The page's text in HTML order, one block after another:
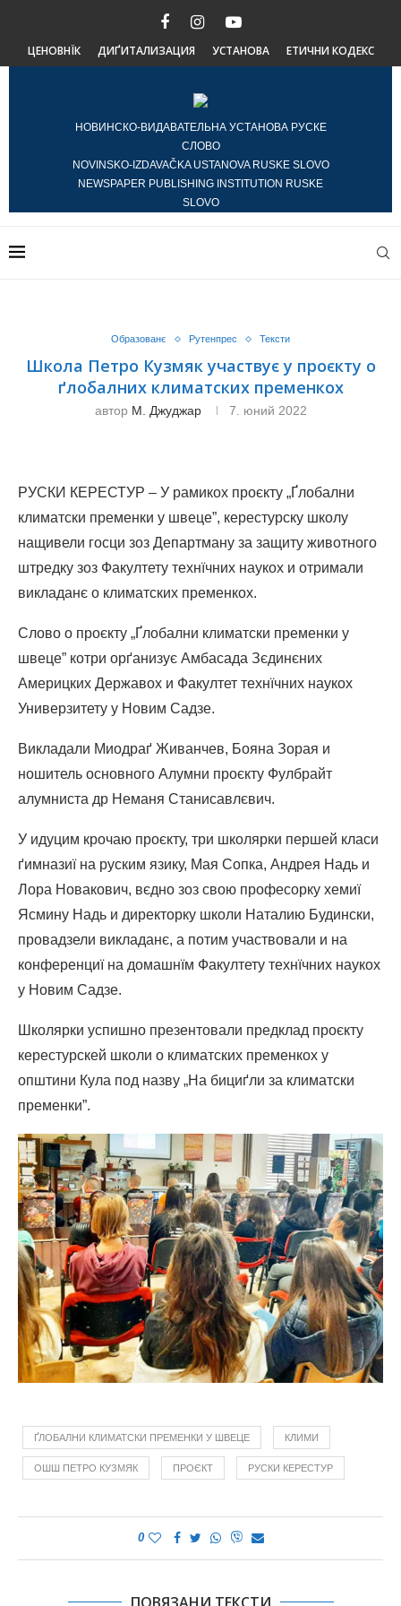
ЦЕНОВНЇК ДИҐИТАЛИЗАЦИЯ УСТАНОВА ЕТИЧНИ КОДЕКС
НОВИНСКО-ВИДАВАТЕЛЬНА УСТАНОВА РУСКЕ
СЛОВО
NOVINSKO-IZDAVAČKA USTANOVA RUSKE SLOVO
NEWSPAPER PUBLISHING INSTITUTION RUSKE
SLOVO
Образованє Рутенпрес Тексти
Школа Петро Кузмяк участвує у проєкту о
ґлобалних климатских пременкох
автор М. Джуджар 7. юний 2022
РУСКИ КЕРЕСТУР – У рамикох проєкту „Ґлобални
климатски пременки у швеце”, керестурску школу
нащивели госци зоз Департману за защиту животного
штредку зоз Факултету технїчних наукох и отримали
викладанє о климатских пременкох.
Слово о проєкту „Ґлобални климатски пременки у
швеце” котри орґанизує Амбасада Зєдинєних
Америцких Державох и Факултет технїчних наукох
Универзитету у Новим Садзе.
Викладали Миодраґ Живанчев, Бояна Зорая и
ношитель основного Алумни проєкту Фулбрайт
алумниста др Неманя Станисавлєвич.
У идуцим крочаю проєкту, три школярки першей класи
ґимназиї на руским язику, Мая Сопка, Андрея Надь и
Лора Новакович, вєдно зоз свою професорку хемиї
Ясмину Надь и директорку школи Наталию Будински,
провадзели викладанє, а потим участвовали и на
конференциї на домашнїм Факултету технїчних наукох
у Новим Садзе.
Школярки успишно презентовали предклад проєкту
керестурскей школи о климатских пременкох у
општини Кула под назву „На бициґли за климатски
пременки”.
ҐЛОБАЛНИ КЛИМАТСКИ ПРЕМЕНКИ У ШВЕЦЕ КЛИМИ
ОШШ ПЕТРО КУЗМЯК ПРОЄКТ РУСКИ КЕРЕСТУР
0